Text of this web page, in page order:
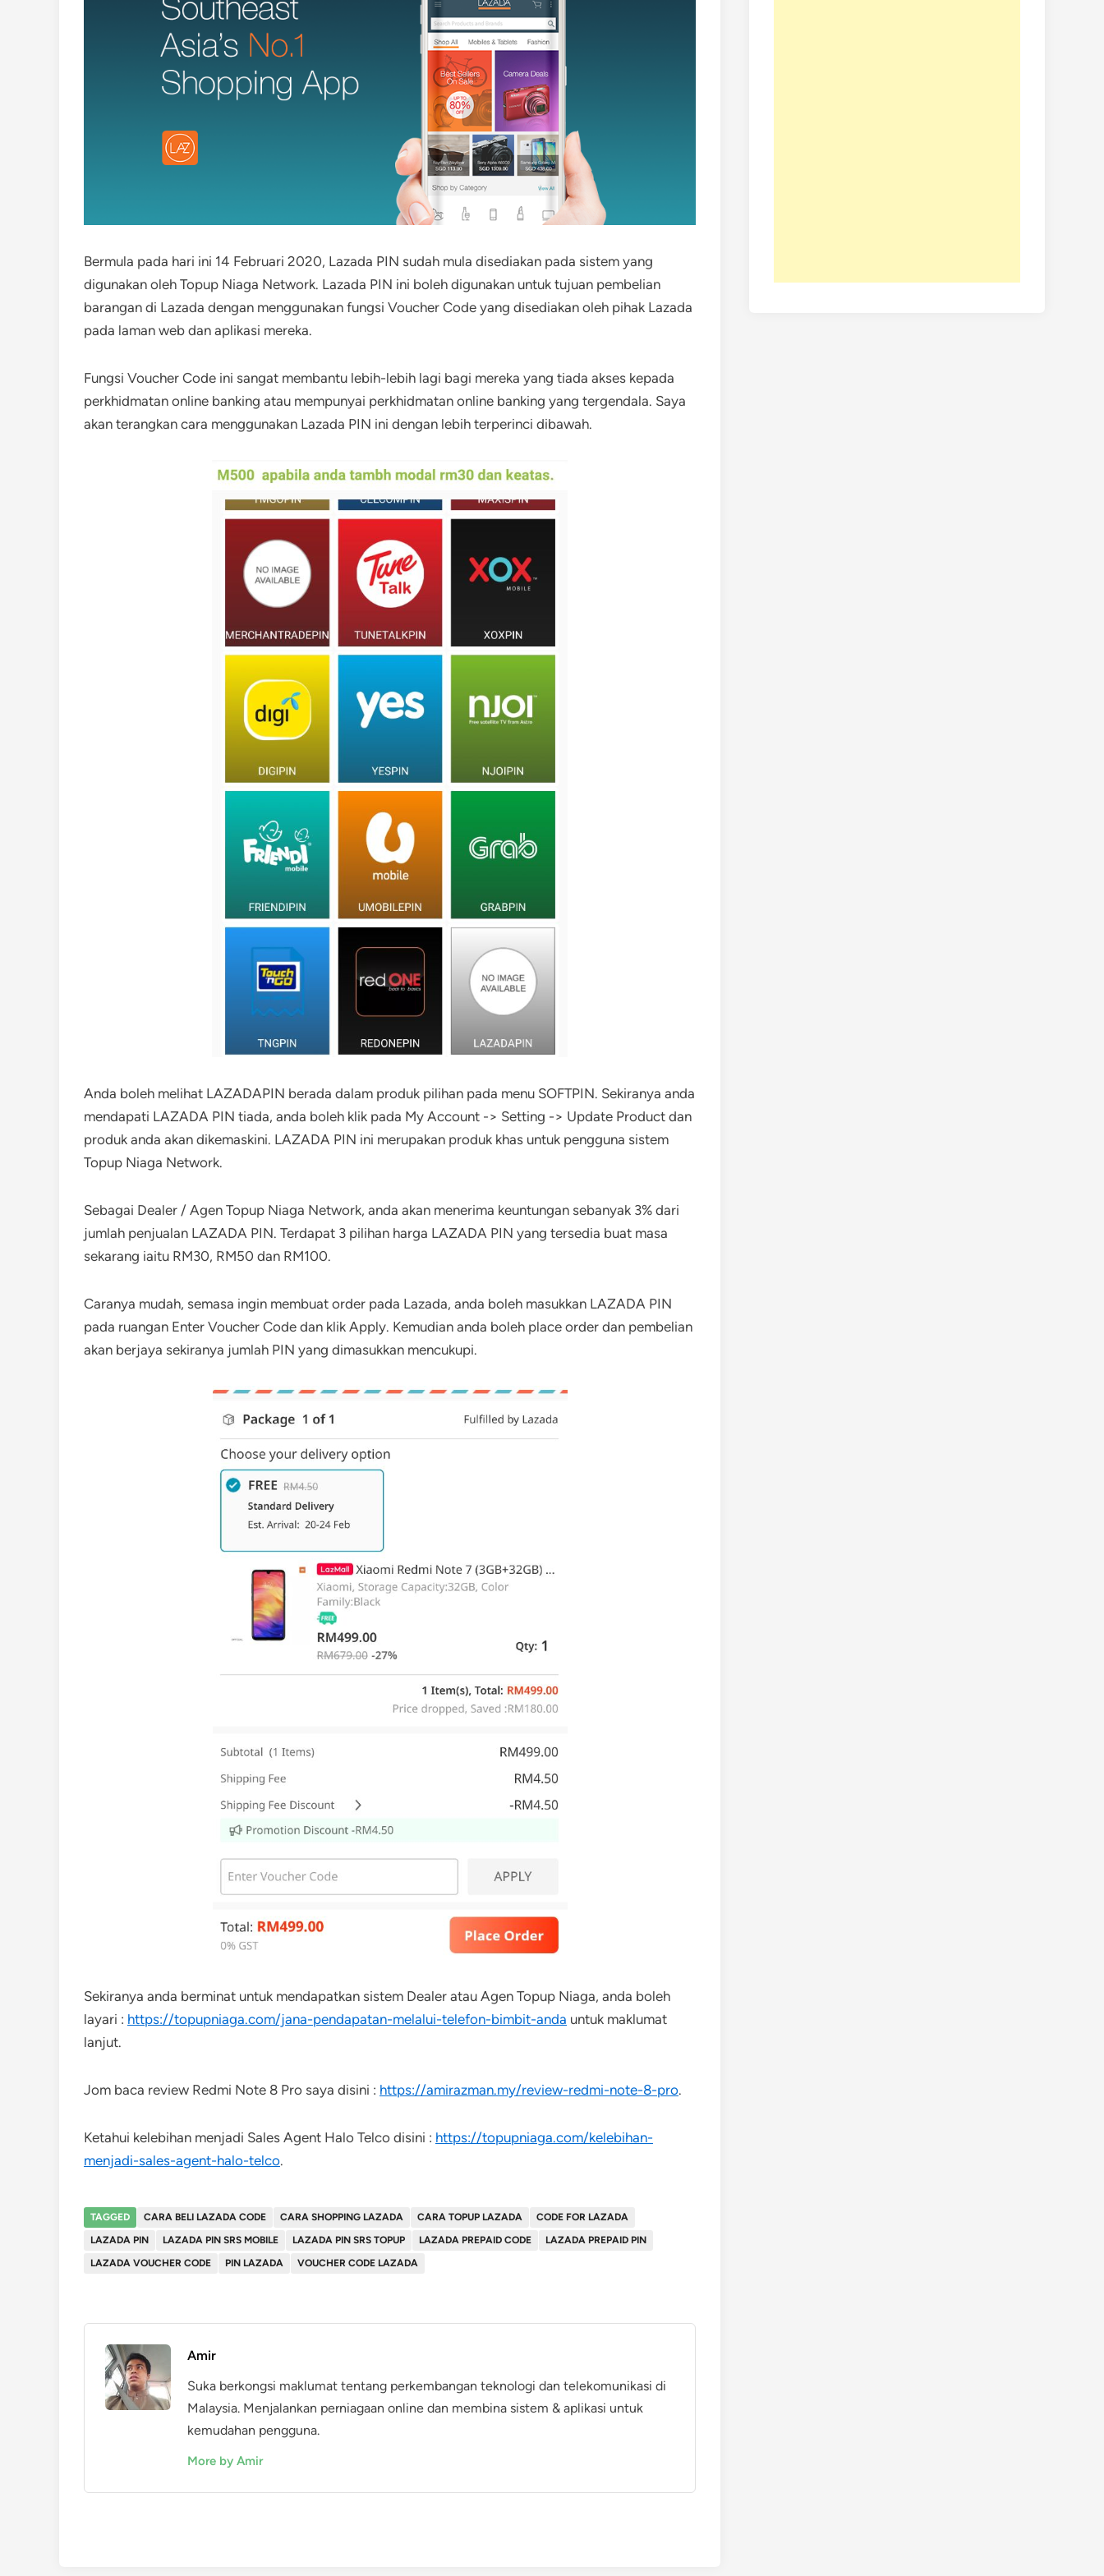
Bermula pada hari ini 14 Februari 2020, Lazada PIN sudah mula disediakan pada sistem yang
digunakan oleh Topup Niaga Network. Lazada PIN ini boleh digunakan untuk tujuan pembelian
barangan di Lazada dengan menggunakan fungsi Voucher Code yang disediakan oleh pihak Lazada
pada laman web dan aplikasi mereka.
Fungsi Voucher Code ini sangat membantu lebih-lebih lagi bagi mereka yang tiada akses kepada
perkhidmatan online banking atau mempunyai perkhidmatan online banking yang tergendala. Saya
akan terangkan cara menggunakan Lazada PIN ini dengan lebih terperinci dibawah.
Anda boleh melihat LAZADAPIN berada dalam produk pilihan pada menu SOFTPIN. Sekiranya anda
mendapati LAZADA PIN tiada, anda boleh klik pada My Account -> Setting -> Update Product dan
produk anda akan dikemaskini. LAZADA PIN ini merupakan produk khas untuk pengguna sistem
Topup Niaga Network.
Sebagai Dealer / Agen Topup Niaga Network, anda akan menerima keuntungan sebanyak 3% dari
jumlah penjualan LAZADA PIN. Terdapat 3 pilihan harga LAZADA PIN yang tersedia buat masa
sekarang iaitu RM30, RM50 dan RM100.
Caranya mudah, semasa ingin membuat order pada Lazada, anda boleh masukkan LAZADA PIN
pada ruangan Enter Voucher Code dan klik Apply. Kemudian anda boleh place order dan pembelian
akan berjaya sekiranya jumlah PIN yang dimasukkan mencukupi.
Sekiranya anda berminat untuk mendapatkan sistem Dealer atau Agen Topup Niaga, anda boleh
layari : https://topupniaga.com/jana-pendapatan-melalui-telefon-bimbit-anda untuk maklumat
lanjut.
Jom baca review Redmi Note 8 Pro saya disini : https://amirazman.my/review-redmi-note-8-pro.
Ketahui kelebihan menjadi Sales Agent Halo Telco disini : https://topupniaga.com/kelebihan-
menjadi-sales-agent-halo-telco.
TAGGED CARA BELI LAZADA CODE CARA SHOPPING LAZADA CARA TOPUP LAZADA
CODE FOR LAZADA
LAZADA PIN
LAZADA PIN SRS MOBILE LAZADA PIN SRS TOPUP LAZADA PREPAID CODE
LAZADA PREPAID PIN
LAZADA VOUCHER CODE
PIN LAZADA VOUCHER CODE LAZADA
Amir
Suka berkongsi maklumat tentang perkembangan teknologi dan telekomunikasi di
Malaysia. Menjalankan perniagaan online dan membina sistem & aplikasi untuk
kemudahan pengguna.
More by Amir